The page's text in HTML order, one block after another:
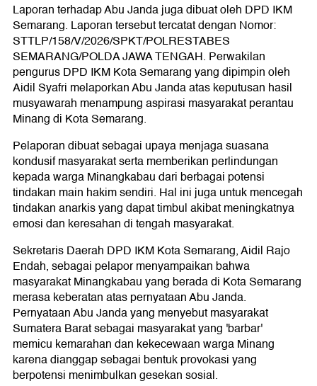
Laporan terhadap Abu Janda juga dibuat oleh DPD IKM
Semarang. Laporan tersebut tercatat dengan Nomor:
STTLP/158/V/2026/SPKT/POLRESTABES
SEMARANG/POLDA JAWA TENGAH. Perwakilan
pengurus DPD IKM Kota Semarang yang dipimpin oleh
Aidil Syafri melaporkan Abu Janda atas keputusan hasil
musyawarah menampung aspirasi masyarakat perantau
Minang di Kota Semarang.
Pelaporan dibuat sebagai upaya menjaga suasana
kondusif masyarakat serta memberikan perlindungan
kepada warga Minangkabau dari berbagai potensi
tindakan main hakim sendiri. Hal ini juga untuk mencegah
tindakan anarkis yang dapat timbul akibat meningkatnya
emosi dan keresahan di tengah masyarakat.
Sekretaris Daerah DPD IKM Kota Semarang, Aidil Rajo
Endah, sebagai pelapor menyampaikan bahwa
masyarakat Minangkabau yang berada di Kota Semarang
merasa keberatan atas pernyataan Abu Janda.
Pernyataan Abu Janda yang menyebut masyarakat
Sumatera Barat sebagai masyarakat yang 'barbar'
memicu kemarahan dan kekecewaan warga Minang
karena dianggap sebagai bentuk provokasi yang
berpotensi menimbulkan gesekan sosial.